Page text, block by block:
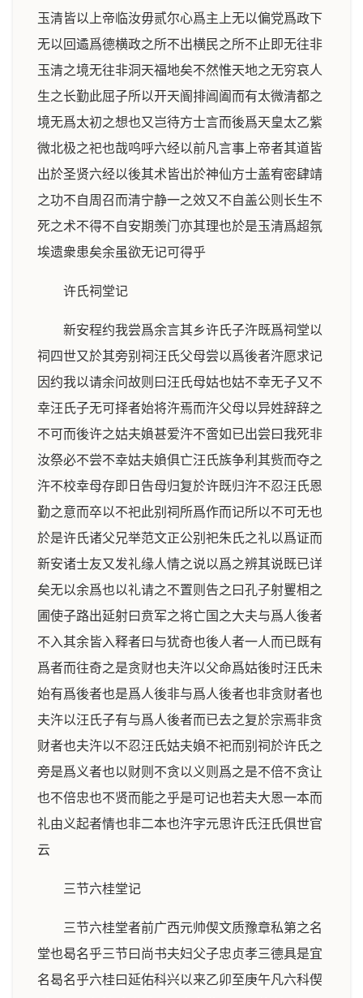
玉清皆以上帝临汝毋贰尔心爲主上无以偏党爲政下
无以回遹爲德横政之所不出横民之所不止即无往非
玉清之境无往非洞天福地矣不然惟天地之无穷哀人
生之长勤此屈子所以开天阍排阊阖而有太微清都之
境无爲太初之想也又岂待方士言而後爲天皇太乙紫
微北极之祀也哉呜呼六经以前凡言事上帝者其道皆
出於圣贤六经以後其术皆出於神仙方士盖宥密肆靖
之功不自周召而清宁静一之效又不自盖公则长生不
死之术不得不自安期羡门亦其理也於是玉清爲超氛
埃遗衆患矣余虽欲无记可得乎
许氏祠堂记
新安程约我尝爲余言其乡许氏子汻既爲祠堂以
祠四世又於其旁别祠汪氏父母尝以爲後者汻愿求记
因约我以请余问故则曰汪氏母姑也姑不幸无子又不
幸汪氏子无可择者始将汻焉而汻父母以异姓辞辞之
不可而後许之姑夫媍甚爱汻不啻如已出尝曰我死非
汝祭必不尝不幸姑夫媍俱亡汪氏族争利其赀而夺之
汻不校幸母存即日告母归复於许既归汻不忍汪氏恩
勤之意而卒以不祀此别祠所爲作而记所以不可无也
於是许氏诸父兄举范文正公别祀朱氏之礼以爲证而
新安诸士友又发礼缘人情之说以爲之辨其说既已详
矣无以余爲也以礼请之不置则告之曰孔子射矍相之
圃使子路出延射曰贲军之将亡国之大夫与爲人後者
不入其余皆入释者曰与犹奇也後人者一人而已既有
爲者而往奇之是贪财也夫汻以父命爲姑後时汪氏未
始有爲後者也是爲人後非与爲人後者也非贪财者也
夫汻以汪氏子有与爲人後者而已去之复於宗焉非贪
财者也夫汻以不忍汪氏姑夫媍不祀而别祠於许氏之
旁是爲义者也以财则不贪以义则爲之是不倍不贪让
也不倍忠也不贤而能之乎是可记也若夫大恩一本而
礼由义起者情也非二本也汻字元思许氏汪氏俱世官
云
三节六桂堂记
三节六桂堂者前广西元帅偰文质豫章私第之名
堂也曷名乎三节曰尚书夫妇父子忠贞孝三德具是宜
名曷名乎六桂曰延佑科兴以来乙卯至庚午凡六科偰